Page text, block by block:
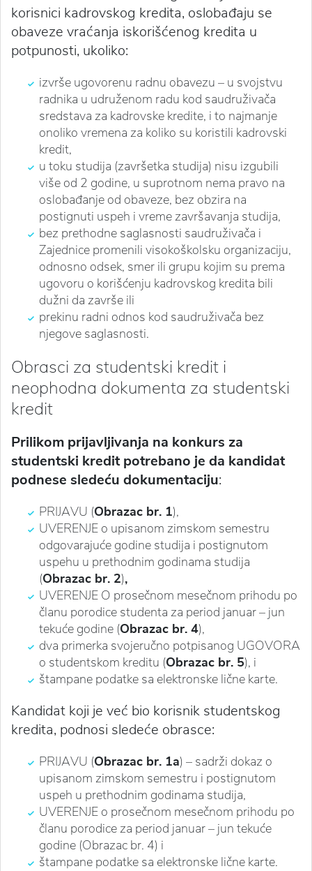
korisnici kadrovskog kredita, oslobađaju se
obaveze vraćanja iskorišćenog kredita u
potpunosti, ukoliko:
izvrše ugovorenu radnu obavezu – u svojstvu
radnika u udruženom radu kod saudruživača
sredstava za kadrovske kredite, i to najmanje
onoliko vremena za koliko su koristili kadrovski
kredit,
u toku studija (završetka studija) nisu izgubili
više od 2 godine, u suprotnom nema pravo na
oslobađanje od obaveze, bez obzira na
postignuti uspeh i vreme završavanja studija,
bez prethodne saglasnosti saudruživača i
Zajednice promenili visokoškolsku organizaciju,
odnosno odsek, smer ili grupu kojim su prema
ugovoru o korišćenju kadrovskog kredita bili
dužni da završe ili
prekinu radni odnos kod saudruživača bez
njegove saglasnosti.
Obrasci za studentski kredit i
neophodna dokumenta za studentski
kredit
Prilikom prijavljivanja na konkurs za
studentski kredit potrebano je da kandidat
podnese sledeću dokumentaciju:
PRIJAVU (Obrazac br. 1),
UVERENJE o upisanom zimskom semestru
odgovarajuće godine studija i postignutom
uspehu u prethodnim godinama studija
(Obrazac br. 2),
UVERENJE O prosečnom mesečnom prihodu po
članu porodice studenta za period januar – jun
tekuće godine (Obrazac br. 4),
dva primerka svojeručno potpisanog UGOVORA
o studentskom kreditu (Obrazac br. 5), i
štampane podatke sa elektronske lične karte.
Kandidat koji je već bio korisnik studentskog
kredita, podnosi sledeće obrasce:
PRIJAVU (Obrazac br. 1a) – sadrži dokaz o
upisanom zimskom semestru i postignutom
uspeh u prethodnim godinama studija,
UVERENJE o prosečnom mesečnom prihodu po
članu porodice za period januar – jun tekuće
godine (Obrazac br. 4) i
štampane podatke sa elektronske lične karte.